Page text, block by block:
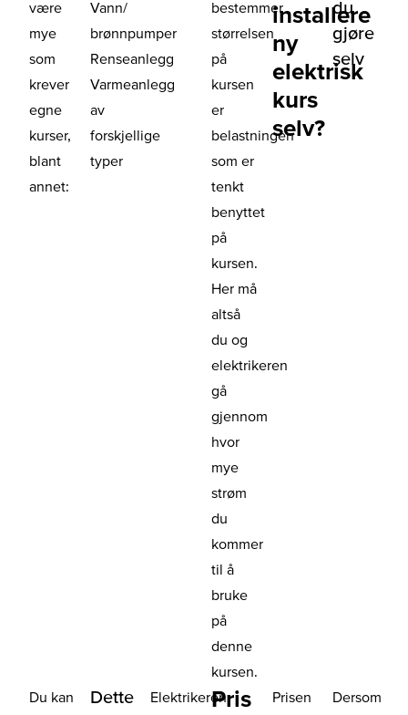
være
mye
som
krever
egne
kurser,
blant
annet:
Vann/
brønnpumper
Renseanlegg
Varmeanlegg
av
forskjellige
typer
bestemmer
størrelsen
på
kursen
er
belastningen
som er
tenkt
benyttet
på
kursen.
Her må
altså
du og
elektrikeren
gå
gjennom
hvor
mye
strøm
du
kommer
til å
bruke
på
denne
kursen.
installere
ny
elektrisk
kurs
selv?
du
gjøre
selv
Du kan
Dette
ElektrikerenPris
Prisen
Dersom